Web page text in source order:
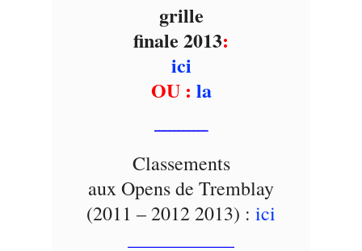
grille
finale 2013:
ici
OU : la
Classements
aux Opens de Tremblay
(2011 – 2012 2013) : ici